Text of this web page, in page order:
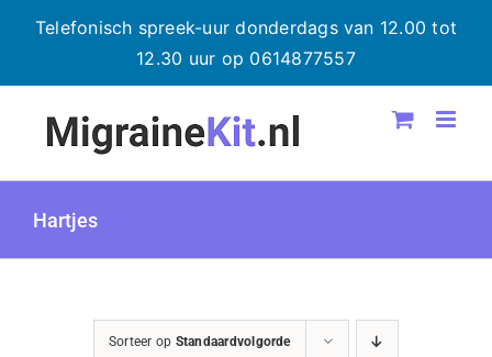
Telefonisch spreek-uur donderdags van 12.00 tot
12.30 uur op 0614877557
Hartjes
Sorteer op Standaardvolgorde